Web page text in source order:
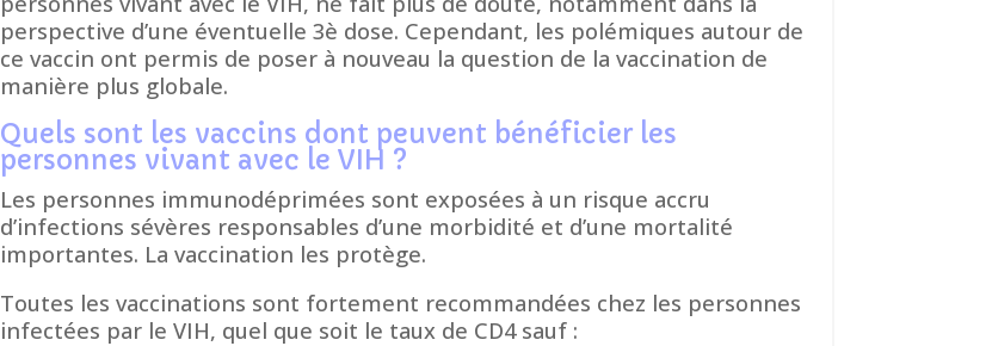
perspective d’une éventuelle 3è dose. Cependant, les polémiques autour de
ce vaccin ont permis de poser à nouveau la question de la vaccination de
manière plus globale.
Quels sont les vaccins dont peuvent bénéficier les
personnes vivant avec le VIH ?
Les personnes immunodéprimées sont exposées à un risque accru
d’infections sévères responsables d’une morbidité et d’une mortalité
importantes. La vaccination les protège.
Toutes les vaccinations sont fortement recommandées chez les personnes
infectées par le VIH, quel que soit le taux de CD4 sauf :